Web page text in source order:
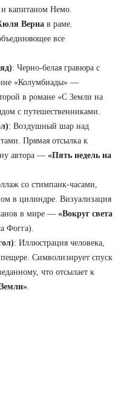
и капитаном Немо.
Верна в раме.
все
: Черно-белая гравюра с
«Колумбиады» —
в романе «С Земли на
с путешественниками.
: Воздушный шар над
Прямая отсылка к
автора — «Пять недель на
со стимпанк-часами,
в цилиндре. Визуализация
в мире — «Вокруг света
Фогга).
: Иллюстрация человека,
Символизирует спуск
что отсылает к
.